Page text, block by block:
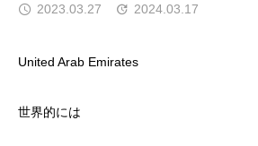
2023.03.27 2024.03.17
United Arab Emirates
世界的には